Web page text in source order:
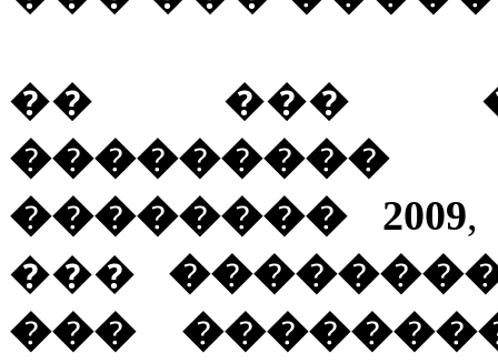
�� ���
�������� 2009
���
���